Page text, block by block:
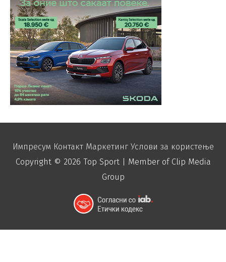
Импресум Контакт Маркетинг Услови за користење
Copyright © 2026 Top Sport| Member of Clip Media
Group